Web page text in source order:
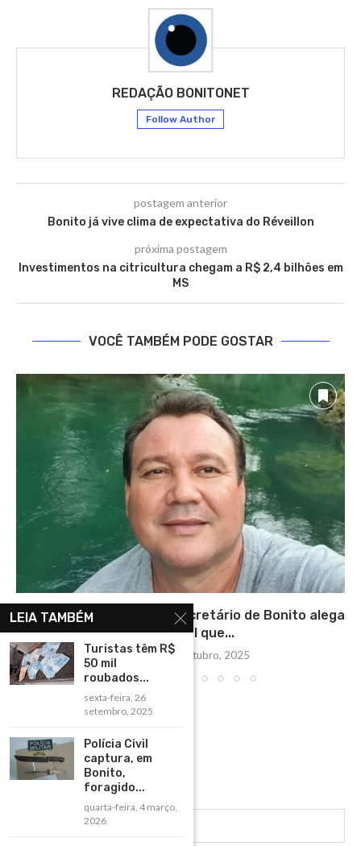
REDAÇÃO BONITONET
Follow Author
postagem anterior
Bonito já vive clima de expectativa do Réveillon
próxima postagem
Investimentos na citricultura chegam a R$ 2,4 bilhões em
MS
VOCÊ TAMBÉM PODE GOSTAR
Para revogar prisão, ex-secretário de Bonito alega
no tribunal que...
terça-feira, 21 outubro, 2025
LEIA TAMBÉM
Turistas têm R$
50 mil
roubados...
sexta-feira, 26
setembro, 2025
Polícia Civil
captura, em
Bonito,
foragido...
quarta-feira, 4 março,
2026